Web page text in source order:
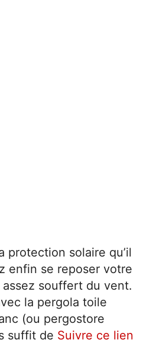
protection solaire qu’il
enfin se reposer votre
souffert du vent.
la pergola toile
(ou pergostore
suffit de Suivre ce lien